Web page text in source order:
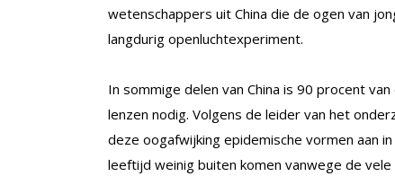
wetenschappers uit China die de ogen van
langdurig openluchtexperiment.
In sommige delen van China is 90 procent
lenzen nodig. Volgens de leider van het
deze oogafwijking epidemische vormen aan
leeftijd weinig buiten komen vanwege de